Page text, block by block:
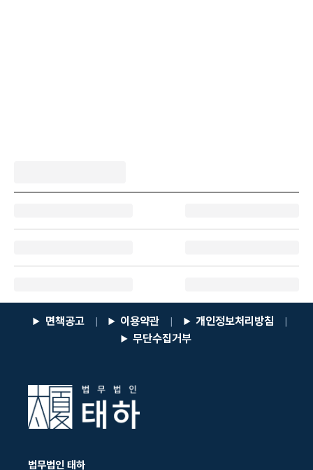
면책공고 | 이용약관 | 개인정보처리방침 |
무단수집거부
법무법인 태하